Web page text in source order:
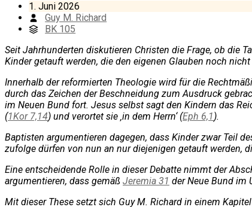
1. Juni 2026
Guy M. Richard
BK 105
Seit Jahrhunderten diskutieren Christen die Frage, ob die
Kinder getauft werden, die den eigenen Glauben noch
Innerhalb der reformierten Theologie wird für die
durch das Zeichen der Beschneidung zum Ausdruck
im Neuen Bund fort. Jesus selbst sagt den Kindern das
(1Kor 7,14) und verortet sie ‚in dem Herrn‘ (Eph 6,1).
Baptisten argumentieren dagegen, dass Kinder zwar Teil
zufolge dürfen von nun an nur diejenigen getauft werden,
Eine entscheidende Rolle in dieser Debatte nimmt der
argumentieren, dass gemäß Jeremia 31 der Neue Bund im
Mit dieser These setzt sich Guy M. Richard in einem